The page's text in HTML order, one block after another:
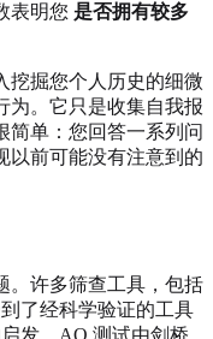
表明您 是否拥有较多
挖掘您个人历史的细微
为。它只是收集自我报
单：您回答一系列问
以前可能没有注意到的
。许多筛查工具，包括
了经科学验证的工具
发。AQ 测试由剑桥